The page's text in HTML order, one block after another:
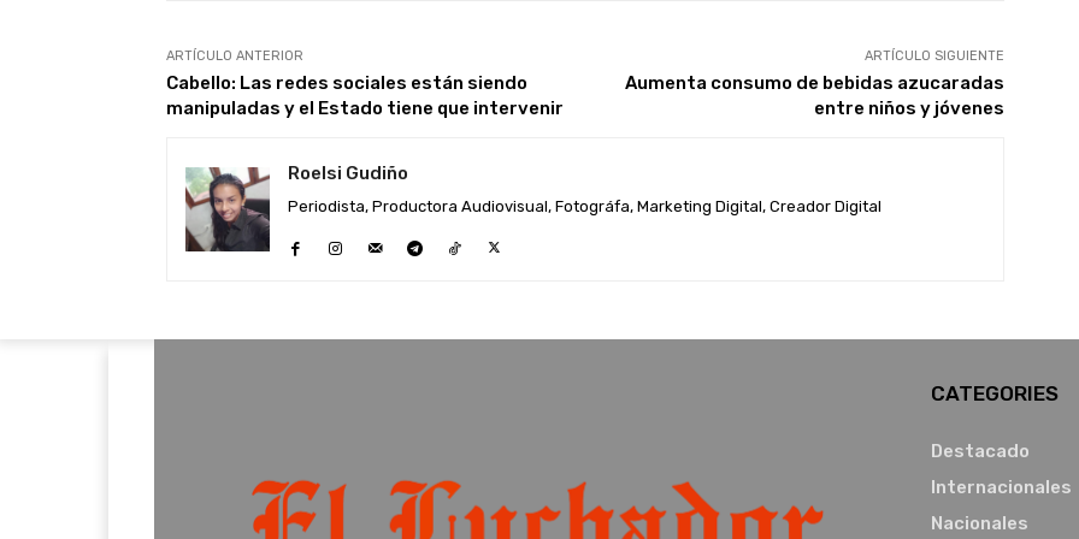
ARTÍCULO ANTERIOR
Cabello: Las redes sociales están siendo
manipuladas y el Estado tiene que intervenir
ARTÍCULO SIGUIENTE
Aumenta consumo de bebidas azucaradas
entre niños y jóvenes
Roelsi Gudiño
Periodista, Productora Audiovisual, Fotográfa, Marketing Digital, Creador Digital
CATEGORIES
Destacado
Internacionales
Nacionales